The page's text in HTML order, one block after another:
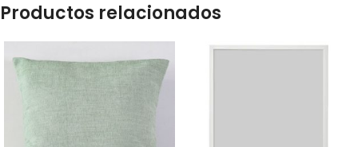
Productos relacionados